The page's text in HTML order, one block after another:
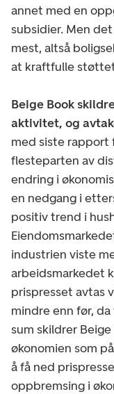
annet med en
subsidier. Men
mest, altså
at kraftfulle
Beige Book
aktivitet, og
med siste rapport
flesteparten av
endring i
en nedgang i
positiv trend i
industrien viste
arbeidsmarkedet
prispresset avtas
mindre enn før,
sum skildrer
økonomien som
å få ned
oppbremsing i